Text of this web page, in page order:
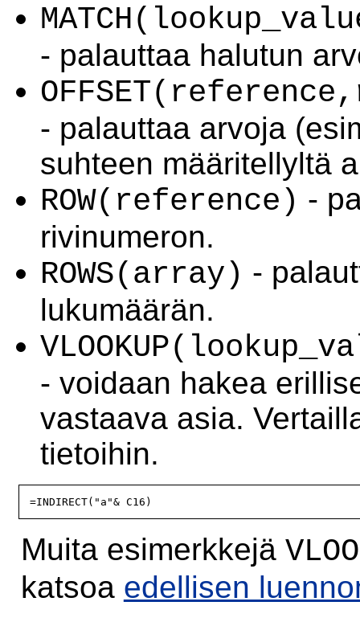
- palauttaa halutun
- palauttaa arvoja
suhteen määritellyltä
ROW(reference) -
rivinumeron.
ROWS(array) -
lukumäärän.
- voidaan hakea
vastaava asia.
tietoihin.
Muita esimerkkejä
katsoa edellisen